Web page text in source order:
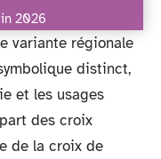
2026
variante régionale
distinct,
et les usages
des croix
de la croix de